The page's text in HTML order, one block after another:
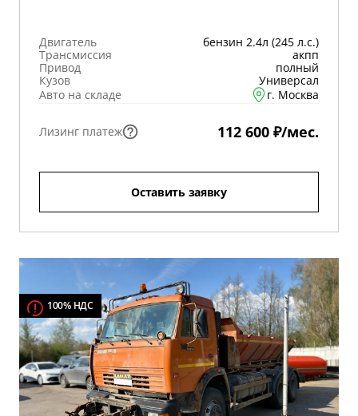
Двигатель
бензин 2.4л (245 л.с.)
Трансмиссия
акпп
Привод
полный
Кузов
Универсал
Авто на складе
г. Москва
Лизинг платеж 112 600 ₽/мес.
Оставить заявку
100% НДС